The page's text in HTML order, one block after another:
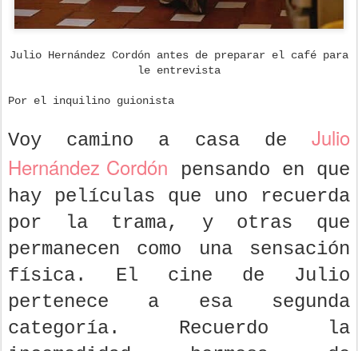
Julio Hernández Cordón antes de preparar el café para
le entrevista
Por el inquilino guionista
Voy camino a casa de Julio
Hernández Cordón pensando en que
hay películas que uno recuerda
por la trama, y otras que
permanecen como una sensación
física. El cine de Julio
pertenece a esa segunda
categoría. Recuerdo la